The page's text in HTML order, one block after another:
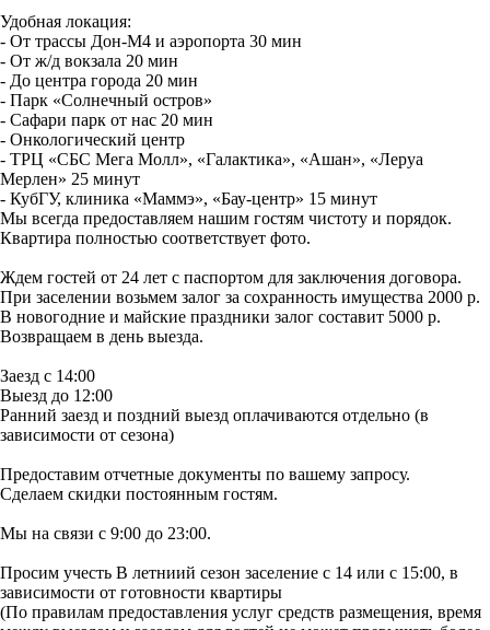
Удобная локация:
- От трассы Дон-М4 и аэропорта 30 мин
- От ж/д вокзала 20 мин
- До центра города 20 мин
- Парк «Солнечный остров»
- Сафари парк от нас 20 мин
- Онкологический центр
- ТРЦ «СБС Мега Молл», «Галактика», «Ашан», «Леруа
Мерлен» 25 минут
- КубГУ, клиника «Маммэ», «Бау-центр» 15 минут
Мы всегда предоставляем нашим гостям чистоту и порядок.
Квартира полностью соответствует фото.
Ждем гостей от 24 лет с паспортом для заключения договора.
При заселении возьмем залог за сохранность имущества 2000 р.
В новогодние и майские праздники залог составит 5000 р.
Возвращаем в день выезда.
Заезд с 14:00
Выезд до 12:00
Ранний заезд и поздний выезд оплачиваются отдельно (в
зависимости от сезона)
Предоставим отчетные документы по вашему запросу.
Сделаем скидки постоянным гостям.
Мы на связи с 9:00 до 23:00.
Просим учесть В летниий сезон заселение с 14 или с 15:00, в
зависимости от готовности квартиры
(По правилам предоставления услуг средств размещения, время